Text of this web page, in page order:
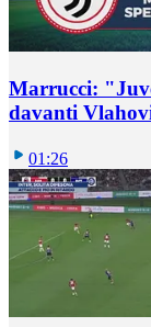
Marrucci:
davanti
01:26